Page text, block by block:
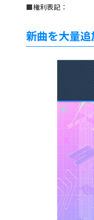
■権利表記：
新曲を大量追